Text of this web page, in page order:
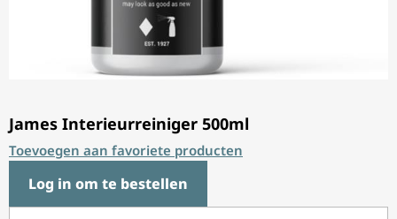
James Interieurreiniger 500ml
Toevoegen aan favoriete producten
Log in om te bestellen